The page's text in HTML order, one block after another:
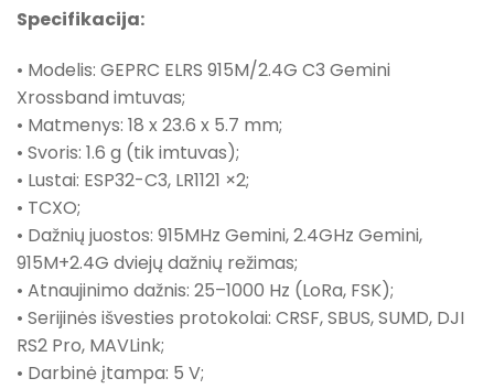
Specifikacija:
• Modelis: GEPRC ELRS 915M/2.4G C3 Gemini
Xrossband imtuvas;
• Matmenys: 18 x 23.6 x 5.7 mm;
• Svoris: 1.6 g (tik imtuvas);
• Lustai: ESP32-C3, LR1121 ×2;
• TCXO;
• Dažnių juostos: 915MHz Gemini, 2.4GHz Gemini,
915M+2.4G dviejų dažnių režimas;
• Atnaujinimo dažnis: 25–1000 Hz (LoRa, FSK);
• Serijinės išvesties protokolai: CRSF, SBUS, SUMD, DJI
RS2 Pro, MAVLink;
• Darbinė įtampa: 5 V;